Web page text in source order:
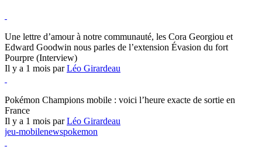
Une lettre d’amour à notre communauté, les Cora Georgiou et
Edward Goodwin nous parles de l’extension Évasion du fort
Pourpre (Interview)
Il y a 1 mois parLéo Girardeau
Pokémon Champions mobile : voici l’heure exacte de sortie en
France
Il y a 1 mois parLéo Girardeau
jeu-mobilenewspokemon